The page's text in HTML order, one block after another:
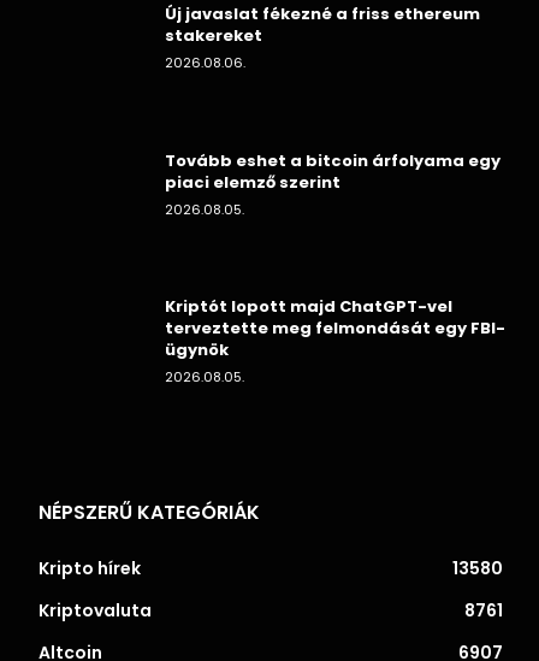
Új javaslat fékezné a friss ethereum
stakereket
2026.08.06.
Tovább eshet a bitcoin árfolyama egy
piaci elemző szerint
2026.08.05.
Kriptót lopott majd ChatGPT-vel
terveztette meg felmondását egy FBI-
ügynök
2026.08.05.
NÉPSZERŰ KATEGÓRIÁK
Kripto hírek
13580
Kriptovaluta
8761
Altcoin
6907